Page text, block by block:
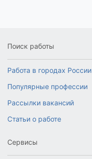
Поиск работы
Работа в городах России
Популярные профессии
Рассылки вакансий
Статьи о работе
Сервисы